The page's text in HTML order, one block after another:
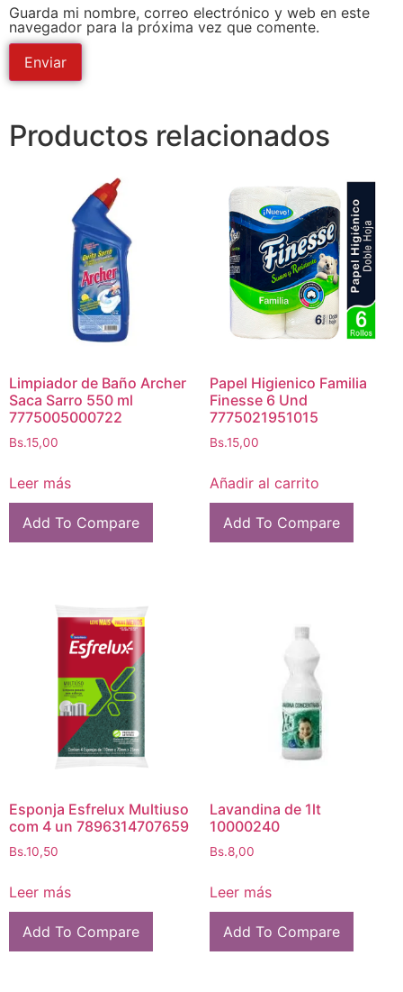
Guarda mi nombre, correo electrónico y web en este
navegador para la próxima vez que comente.
Productos relacionados
Limpiador de Baño Archer
Saca Sarro 550 ml
7775005000722
Bs.15,00
Leer más
Add To Compare
Papel Higienico Familia
Finesse 6 Und
7775021951015
Bs.15,00
Añadir al carrito
Add To Compare
Esponja Esfrelux Multiuso
com 4 un 7896314707659
Bs.10,50
Leer más
Add To Compare
Lavandina de 1lt
10000240
Bs.8,00
Leer más
Add To Compare